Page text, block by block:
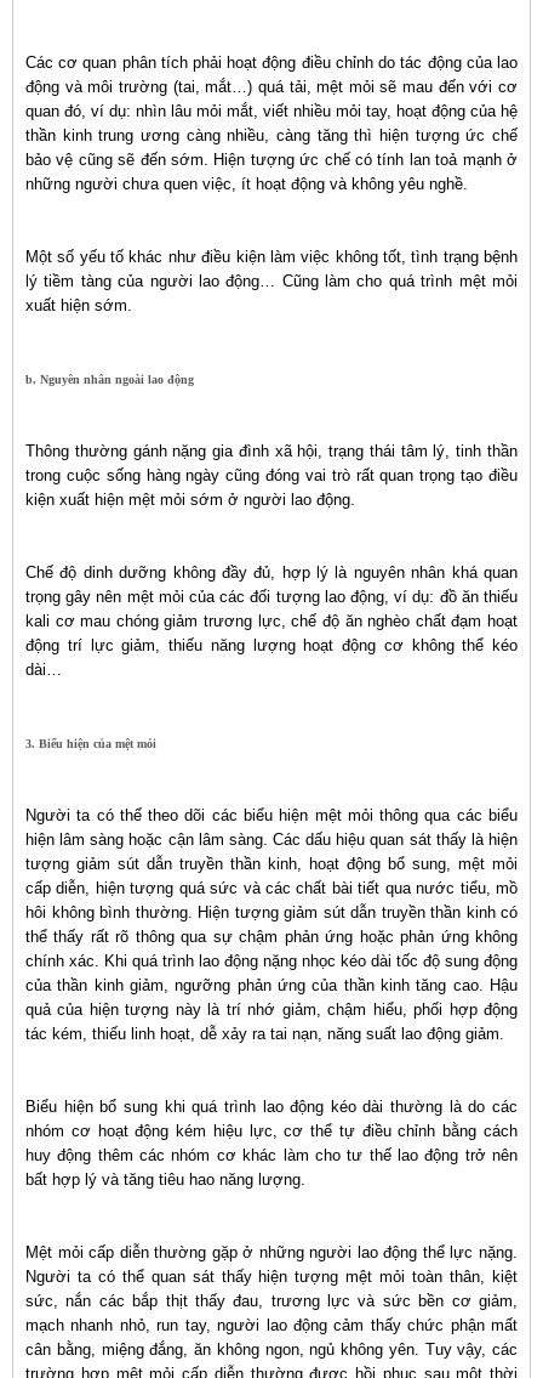
Các cơ quan phân tích phải hoạt động điều chỉnh do tác động của lao
động và môi trường (tai, mắt…) quá tải, mệt mỏi sẽ mau đến với cơ
quan đó, ví dụ: nhìn lâu mỏi mắt, viết nhiều mỏi tay, hoạt động của hệ
thần kinh trung ương càng nhiều, càng tăng thì hiện tượng ức chế
bảo vệ cũng sẽ đến sớm. Hiện tượng ức chế có tính lan toả mạnh ở
những người chưa quen việc, ít hoạt động và không yêu nghề.
Một số yếu tố khác như điều kiện làm việc không tốt, tình trạng bệnh
lý tiềm tàng của người lao động… Cũng làm cho quá trình mệt mỏi
xuất hiện sớm.
b. Nguyên nhân ngoài lao động
Thông thường gánh nặng gia đình xã hội, trạng thái tâm lý, tinh thần
trong cuộc sống hàng ngày cũng đóng vai trò rất quan trọng tạo điều
kiện xuất hiện mệt mỏi sớm ở người lao động.
Chế độ dinh dưỡng không đầy đủ, hợp lý là nguyên nhân khá quan
trọng gây nên mệt mỏi của các đối tượng lao động, ví dụ: đồ ăn thiếu
kali cơ mau chóng giảm trương lực, chế độ ăn nghèo chất đạm hoạt
động trí lực giảm, thiếu năng lượng hoạt động cơ không thể kéo
dài…
3. Biểu hiện của mệt mỏi
Người ta có thể theo dõi các biểu hiện mệt mỏi thông qua các biểu
hiện lâm sàng hoặc cận lâm sàng. Các dấu hiệu quan sát thấy là hiện
tượng giảm sút dẫn truyền thần kinh, hoạt động bổ sung, mệt mỏi
cấp diễn, hiện tượng quá sức và các chất bài tiết qua nước tiểu, mồ
hôi không bình thường. Hiện tượng giảm sút dẫn truyền thần kinh có
thể thấy rất rõ thông qua sự chậm phản ứng hoặc phản ứng không
chính xác. Khi quá trình lao động nặng nhọc kéo dài tốc độ sung động
của thần kinh giảm, ngưỡng phản ứng của thần kinh tăng cao. Hậu
quả của hiện tượng này là trí nhớ giảm, chậm hiểu, phối hợp động
tác kém, thiếu linh hoạt, dễ xảy ra tai nạn, năng suất lao động giảm.
Biểu hiện bổ sung khi quá trình lao động kéo dài thường là do các
nhóm cơ hoạt động kém hiệu lực, cơ thể tự điều chỉnh bằng cách
huy động thêm các nhóm cơ khác làm cho tư thế lao động trở nên
bất hợp lý và tăng tiêu hao năng lượng.
Mệt mỏi cấp diễn thường gặp ở những người lao động thể lực nặng.
Người ta có thể quan sát thấy hiện tượng mệt mỏi toàn thân, kiệt
sức, nắn các bắp thịt thấy đau, trương lực và sức bền cơ giảm,
mạch nhanh nhỏ, run tay, người lao động cảm thấy chức phận mất
cân bằng, miệng đắng, ăn không ngon, ngủ không yên. Tuy vậy, các
trường hợp mệt mỏi cấp diễn thường được hồi phục sau một thời